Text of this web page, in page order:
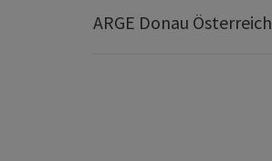
ARGE Donau Österreich